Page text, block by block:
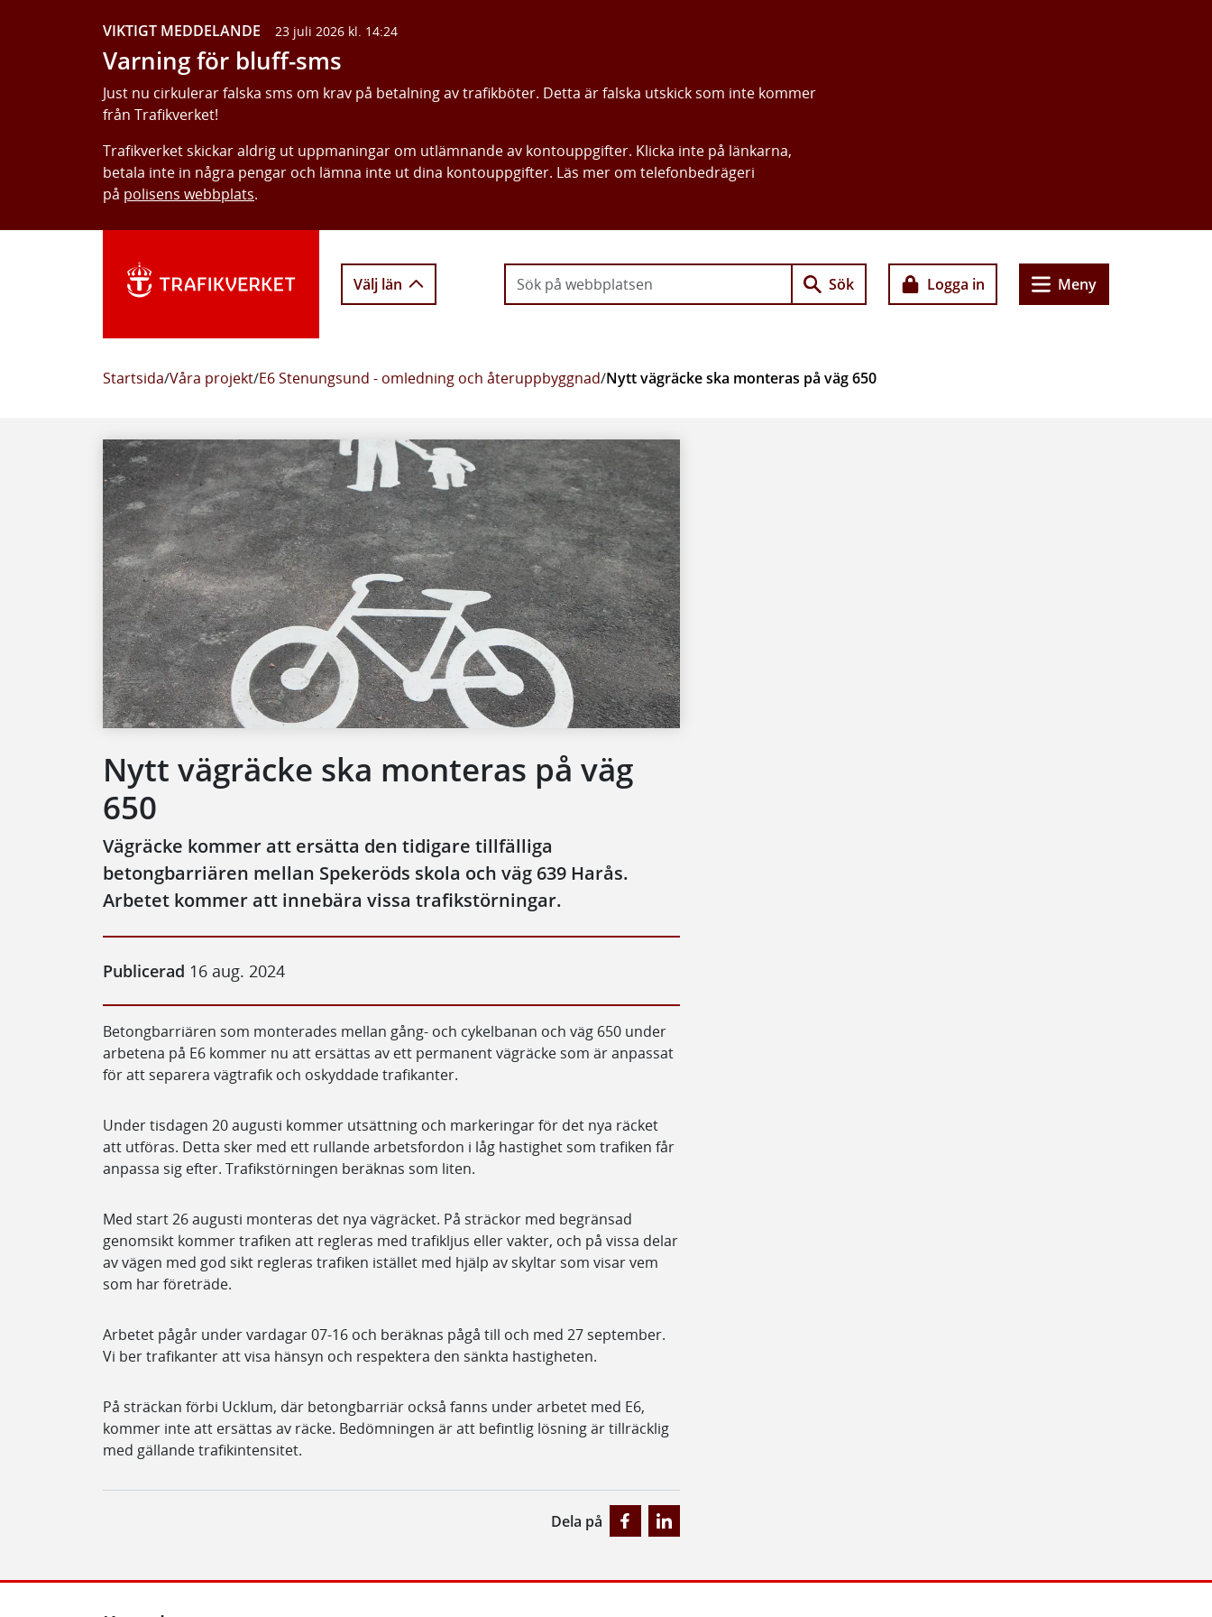
VIKTIGT MEDDELANDE 23 juli 2026 kl. 14:24
Varning för bluff-sms
Just nu cirkulerar falska sms om krav på betalning av trafikböter. Detta är falska utskick som inte kommer
från Trafikverket!
Trafikverket skickar aldrig ut uppmaningar om utlämnande av kontouppgifter. Klicka inte på länkarna,
betala inte in några pengar och lämna inte ut dina kontouppgifter. Läs mer om telefonbedrägeri
på polisens webbplats.
Välj län Sök Logga in Meny
Startsida/Våra projekt/E6 Stenungsund - omledning och återuppbyggnad/Nytt vägräcke ska monteras på väg 650
Nytt vägräcke ska monteras på väg
650
Vägräcke kommer att ersätta den tidigare tillfälliga
betongbarriären mellan Spekeröds skola och väg 639 Harås.
Arbetet kommer att innebära vissa trafikstörningar.
Publicerad 16 aug. 2024
Betongbarriären som monterades mellan gång- och cykelbanan och väg 650 under
arbetena på E6 kommer nu att ersättas av ett permanent vägräcke som är anpassat
för att separera vägtrafik och oskyddade trafikanter.
Under tisdagen 20 augusti kommer utsättning och markeringar för det nya räcket
att utföras. Detta sker med ett rullande arbetsfordon i låg hastighet som trafiken får
anpassa sig efter. Trafikstörningen beräknas som liten.
Med start 26 augusti monteras det nya vägräcket. På sträckor med begränsad
genomsikt kommer trafiken att regleras med trafikljus eller vakter, och på vissa delar
av vägen med god sikt regleras trafiken istället med hjälp av skyltar som visar vem
som har företräde.
Arbetet pågår under vardagar 07-16 och beräknas pågå till och med 27 september.
Vi ber trafikanter att visa hänsyn och respektera den sänkta hastigheten.
På sträckan förbi Ucklum, där betongbarriär också fanns under arbetet med E6,
kommer inte att ersättas av räcke. Bedömningen är att befintlig lösning är tillräcklig
med gällande trafikintensitet.
Dela på